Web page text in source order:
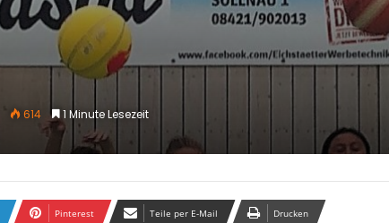
614 1 Minute Lesezeit
Pinterest Teile per E-Mail Drucken